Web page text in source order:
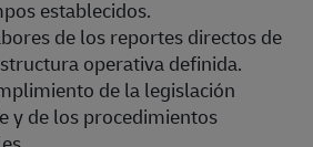
establecidos.
de los reportes directos de
operativa definida.
de la legislación
y de los procedimientos